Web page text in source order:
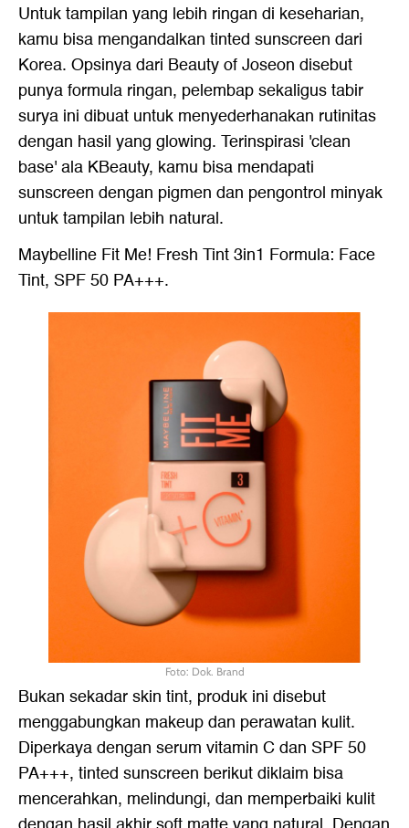
Untuk tampilan yang lebih ringan di keseharian,
kamu bisa mengandalkan tinted sunscreen dari
Korea. Opsinya dari Beauty of Joseon disebut
punya formula ringan, pelembap sekaligus tabir
surya ini dibuat untuk menyederhanakan rutinitas
dengan hasil yang glowing. Terinspirasi 'clean
base' ala KBeauty, kamu bisa mendapati
sunscreen dengan pigmen dan pengontrol minyak
untuk tampilan lebih natural.
Maybelline Fit Me! Fresh Tint 3in1 Formula: Face
Tint, SPF 50 PA+++.
Foto: Dok. Brand
Bukan sekadar skin tint, produk ini disebut
menggabungkan makeup dan perawatan kulit.
Diperkaya dengan serum vitamin C dan SPF 50
PA+++, tinted sunscreen berikut diklaim bisa
mencerahkan, melindungi, dan memperbaiki kulit